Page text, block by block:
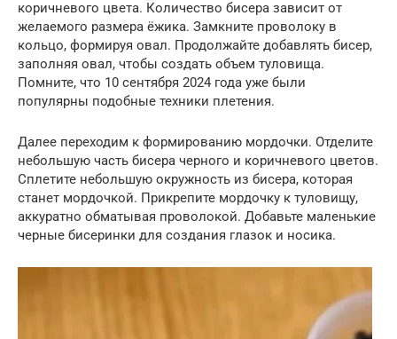
коричневого цвета. Количество бисера зависит от
желаемого размера ёжика. Замкните проволоку в
кольцо, формируя овал. Продолжайте добавлять бисер,
заполняя овал, чтобы создать объем туловища.
Помните, что 10 сентября 2024 года уже были
популярны подобные техники плетения.
Далее переходим к формированию мордочки. Отделите
небольшую часть бисера черного и коричневого цветов.
Сплетите небольшую окружность из бисера, которая
станет мордочкой. Прикрепите мордочку к туловищу,
аккуратно обматывая проволокой. Добавьте маленькие
черные бисеринки для создания глазок и носика.